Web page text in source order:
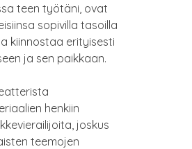
teen työtäni, ovat
sopivilla tasoilla
kiinnostaa erityisesti
ja sen paikkaan.
henkiin
joskus
teemojen